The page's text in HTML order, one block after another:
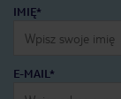
IMIĘ*
E-MAIL*